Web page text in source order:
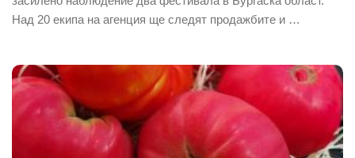
Над 20 екипа на агенция ще следят продажбите и …